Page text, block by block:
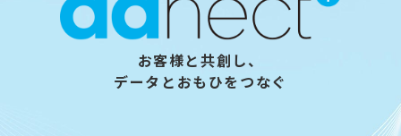
お客様と共創し、
データとおもひをつなぐ